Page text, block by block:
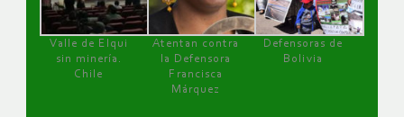
Valle de Elqui
sin minería.
Chile
Atentan contra
la Defensora
Francisca
Márquez
Defensoras de
Bolivia